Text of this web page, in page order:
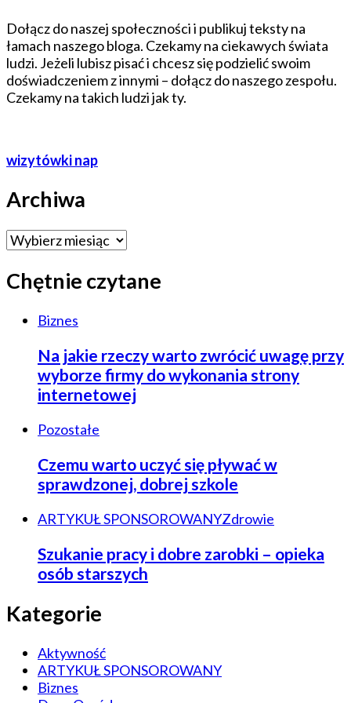
Dołącz do naszej społeczności i publikuj teksty na
łamach naszego bloga. Czekamy na ciekawych świata
ludzi. Jeżeli lubisz pisać i chcesz się podzielić swoim
doświadczeniem z innymi – dołącz do naszego zespołu.
Czekamy na takich ludzi jak ty.
wizytówki nap
Archiwa
Archiwa
Chętnie czytane
Biznes
Na jakie rzeczy warto zwrócić uwagę przy
wyborze firmy do wykonania strony
internetowej
Pozostałe
Czemu warto uczyć się pływać w
sprawdzonej, dobrej szkole
ARTYKUŁ SPONSOROWANYZdrowie
Szukanie pracy i dobre zarobki – opieka
osób starszych
Kategorie
Aktywność
ARTYKUŁ SPONSOROWANY
Biznes